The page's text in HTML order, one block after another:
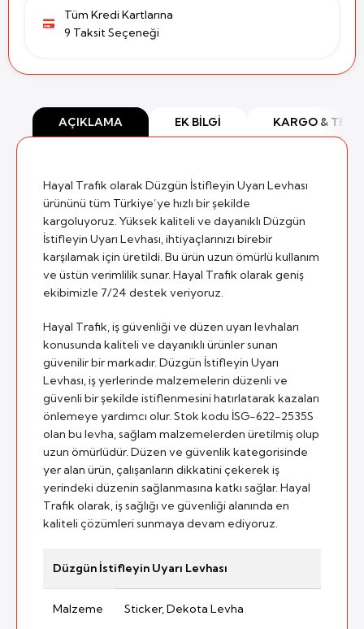
Tüm Kredi Kartlarına
9 Taksit Seçeneği
AÇIKLAMA EK BILGI KARGO &
Hayal Trafik olarak Düzgün İstifleyin Uyarı Levhası
ürününü tüm Türkiye’ye hızlı bir şekilde
kargoluyoruz. Yüksek kaliteli ve dayanıklı Düzgün
İstifleyin Uyarı Levhası, ihtiyaçlarınızı birebir
karşılamak için üretildi. Bu ürün uzun ömürlü kullanım
ve üstün verimlilik sunar. Hayal Trafik olarak geniş
ekibimizle 7/24 destek veriyoruz.
Hayal Trafik, iş güvenliği ve düzen uyarı levhaları
konusunda kaliteli ve dayanıklı ürünler sunan
güvenilir bir markadır. Düzgün İstifleyin Uyarı
Levhası, iş yerlerinde malzemelerin düzenli ve
güvenli bir şekilde istiflenmesini hatırlatarak kazaları
önlemeye yardımcı olur. Stok kodu İSG-622-2535S
olan bu levha, sağlam malzemelerden üretilmiş olup
uzun ömürlüdür. Düzen ve güvenlik kategorisinde
yer alan ürün, çalışanların dikkatini çekerek iş
yerindeki düzenin sağlanmasına katkı sağlar. Hayal
Trafik olarak, iş sağlığı ve güvenliği alanında en
kaliteli çözümleri sunmaya devam ediyoruz.
Düzgün İstifleyin Uyarı Levhası
Malzeme Sticker, Dekota Levha